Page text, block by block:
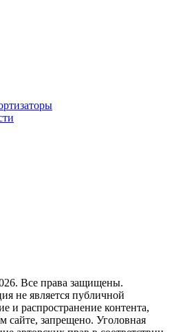
Все права защищены.
не является публичной
и распространение контента,
сайте, запрещено. Уголовная